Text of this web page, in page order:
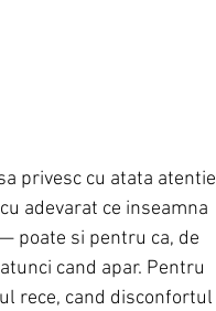
privesc cu atata atentie
adevarat ce inseamna
poate si pentru ca, de
cand apar. Pentru
rece, cand disconfortul